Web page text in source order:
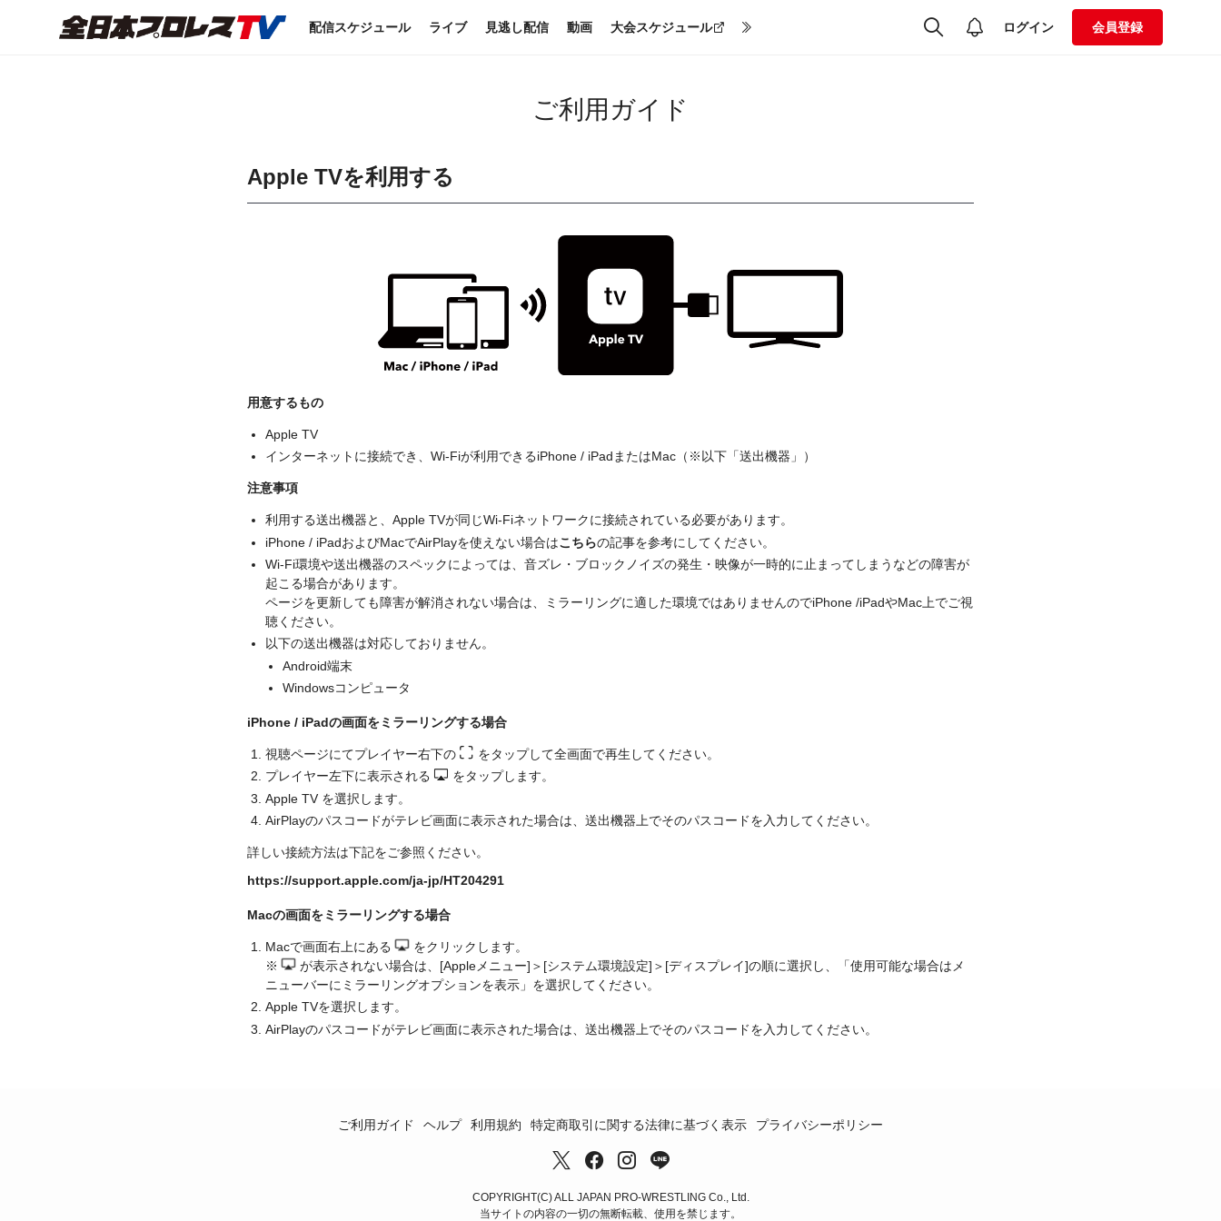
配信スケジュール ライブ 見逃し配信 動画 大会スケジュール ログイン 会員登録
ご利用ガイド
Apple TVを利用する
用意するもの
Apple TV
インターネットに接続でき、Wi-Fiが利用できるiPhone / iPadまたはMac（※以下「送出機器」）
注意事項
利用する送出機器と、Apple TVが同じWi-Fiネットワークに接続されている必要があります。
iPhone / iPadおよびMacでAirPlayを使えない場合はこちらの記事を参考にしてください。
Wi-Fi環境や送出機器のスペックによっては、音ズレ・ブロックノイズの発生・映像が一時的に止まってしまうなどの障害が
起こる場合があります。
ページを更新しても障害が解消されない場合は、ミラーリングに適した環境ではありませんのでiPhone /iPadやMac上でご視
聴ください。
以下の送出機器は対応しておりません。
Android端末
Windowsコンピュータ
iPhone / iPadの画面をミラーリングする場合
視聴ページにてプレイヤー右下の
をタップして全画面で再生してください。
プレイヤー左下に表示される
をタップします。
Apple TV を選択します。
AirPlayのパスコードがテレビ画面に表示された場合は、送出機器上でそのパスコードを入力してください。
詳しい接続方法は下記をご参照ください。
https://support.apple.com/ja-jp/HT204291
Macの画面をミラーリングする場合
Macで画面右上にある
をクリックします。
※
が表示されない場合は、[Appleメニュー]＞[システム環境設定]＞[ディスプレイ]の順に選択し、「使用可能な場合はメ
ニューバーにミラーリングオプションを表示」を選択してください。
Apple TVを選択します。
AirPlayのパスコードがテレビ画面に表示された場合は、送出機器上でそのパスコードを入力してください。
ご利用ガイド ヘルプ 利用規約 特定商取引に関する法律に基づく表示 プライバシーポリシー
COPYRIGHT(C) ALL JAPAN PRO-WRESTLING Co., Ltd.
当サイトの内容の一切の無断転載、使用を禁じます。